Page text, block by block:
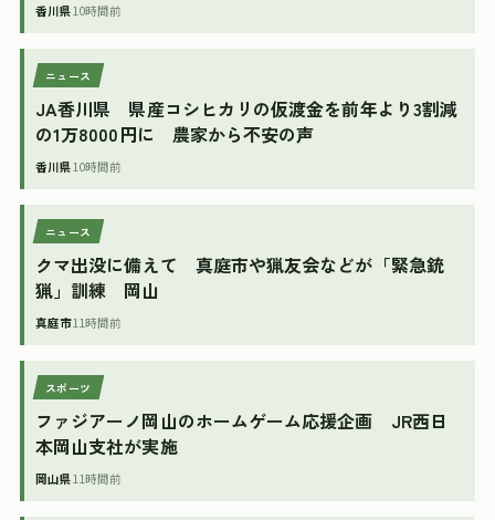
香川県 10時間前
ニュース
JA香川県 県産コシヒカリの仮渡金を前年より3割減
の1万8000円に 農家から不安の声
香川県 10時間前
ニュース
クマ出没に備えて 真庭市や猟友会などが「緊急銃
猟」訓練 岡山
真庭市11時間前
スポーツ
ファジアーノ岡山のホームゲーム応援企画 JR西日
本岡山支社が実施
岡山県 11時間前